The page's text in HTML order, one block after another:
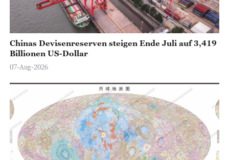
Chinas Devisenreserven steigen Ende Juli auf 3,419
Billionen US-Dollar
07-Aug-2026